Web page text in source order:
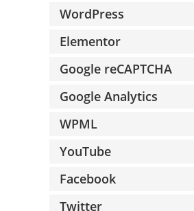
WordPress
Elementor
Google reCAPTCHA
Google Analytics
WPML
YouTube
Facebook
Twitter